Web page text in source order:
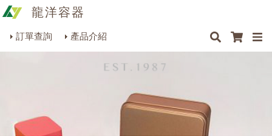
龍洋容器
訂單查詢
產品介紹
商品搜尋
餐飲器具系列
最新消息 聯絡我們